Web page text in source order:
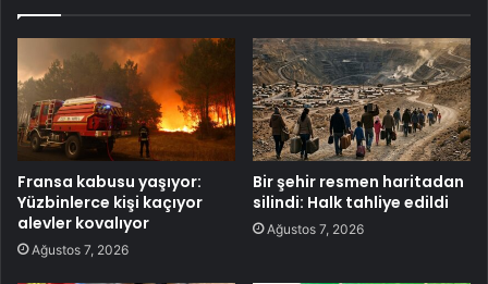
Fransa kabusu yaşıyor:
Yüzbinlerce kişi kaçıyor
alevler kovalıyor
Ağustos 7, 2026
Bir şehir resmen haritadan
silindi: Halk tahliye edildi
Ağustos 7, 2026